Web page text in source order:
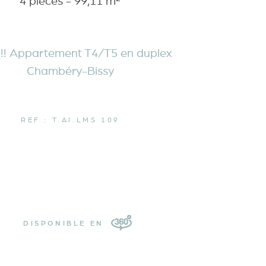
Appartement T4/T5 en duplex
Chambéry-Bissy
REF : T.AI.LMS 109
DISPONIBLE EN